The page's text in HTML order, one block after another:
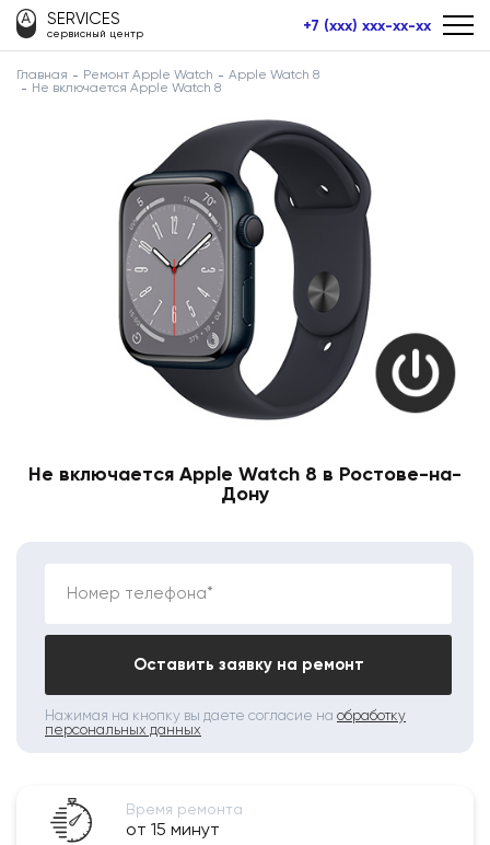
SERVICES
сервисный центр +7 (xxx) xxx-xx-xx
Главная Ремонт Apple Watch
Apple Watch 8
Не включается Apple Watch 8
Не включается Apple Watch 8 в Ростове-на-
Дону
Номер телефона*
Оставить заявку на ремонт
Нажимая на кнопку вы даете согласие на обработку
персональных данных
Время ремонта
от 15 минут